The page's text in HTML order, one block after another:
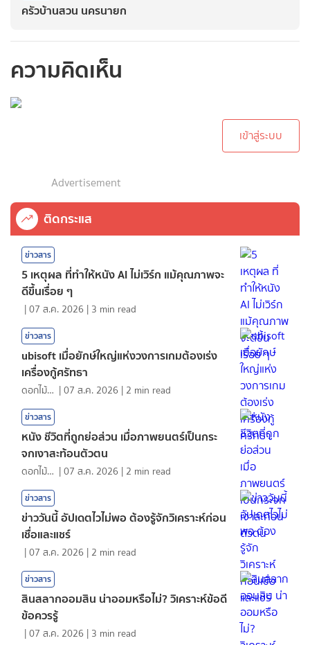
ครัวบ้านสวน นครนายก
ความคิดเห็น
เข้าสู่ระบบ
Advertisement
ติดกระแส
ข่าวสาร
5 เหตุผล ที่ทำให้หนัง AI ไม่เวิร์ก แม้คุณภาพจะ
ดีขึ้นเรื่อย ๆ
|07 ส.ค. 2026 | 3 min read
ข่าวสาร
ubisoft เมื่อยักษ์ใหญ่แห่งวงการเกมต้องเร่ง
เครื่องกู้ศรัทธา
ดอกไม้กับสายน้ำ |07 ส.ค. 2026 | 2 min read
ข่าวสาร
หนัง ชีวิตที่ถูกย่อส่วน เมื่อภาพยนตร์เป็นกระ
จกเงาสะท้อนตัวตน
ดอกไม้กับสายน้ำ |07 ส.ค. 2026 | 2 min read
ข่าวสาร
ข่าววันนี้ อัปเดตไวไม่พอ ต้องรู้จักวิเคราะห์ก่อน
เชื่อและแชร์
|07 ส.ค. 2026 | 2 min read
ข่าวสาร
สินสลากออมสิน น่าออมหรือไม่? วิเคราะห์ข้อดี
ข้อควรรู้
|07 ส.ค. 2026 | 3 min read